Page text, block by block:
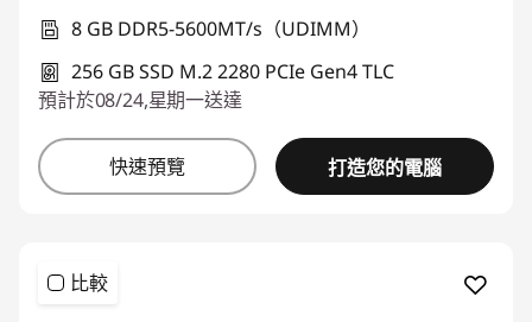
8 GB DDR5-5600MT/s（UDIMM）
256 GB SSD M.2 2280 PCIe Gen4 TLC
預計於08/24,星期一送達
快速預覽 打造您的電腦
比較